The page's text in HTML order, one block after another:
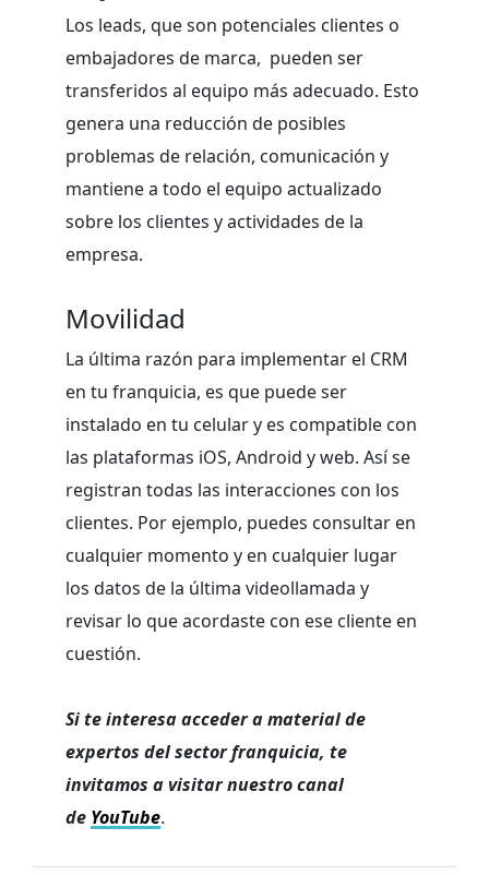
Los leads, que son potenciales clientes o
embajadores de marca, pueden ser
transferidos al equipo más adecuado. Esto
genera una reducción de posibles
problemas de relación, comunicación y
mantiene a todo el equipo actualizado
sobre los clientes y actividades de la
empresa.
Movilidad
La última razón para implementar el CRM
en tu franquicia, es que puede ser
instalado en tu celular y es compatible con
las plataformas iOS, Android y web. Así se
registran todas las interacciones con los
clientes. Por ejemplo, puedes consultar en
cualquier momento y en cualquier lugar
los datos de la última videollamada y
revisar lo que acordaste con ese cliente en
cuestión.
Si te interesa acceder a material de
expertos del sector franquicia, te
invitamos a visitar nuestro canal
de YouTube.